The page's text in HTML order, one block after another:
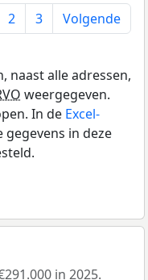
2 3 Volgende
naast alle adressen,
weergegeven.
In de Excel-
in deze
in 2025.